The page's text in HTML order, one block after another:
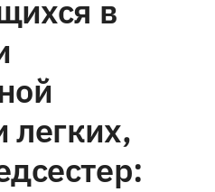
в
легких,